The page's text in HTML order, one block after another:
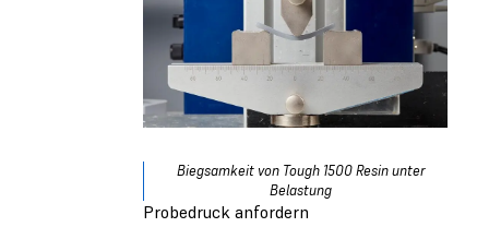
Biegsamkeit von Tough 1500 Resin unter
Belastung
Probedruck anfordern